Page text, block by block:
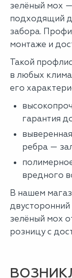
зелёный мох
подходящий
забора.
монтаже и
Такой
в любых
его
гарантия
ребра —
вредного
В нашем
зелёный мох
розницу с